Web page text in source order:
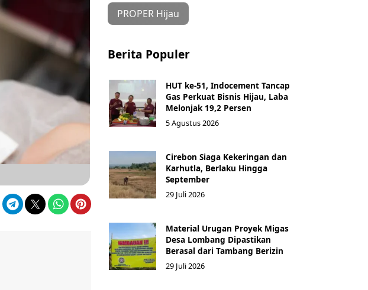
PROPER Hijau
Berita Populer
HUT ke-51, Indocement Tancap
Gas Perkuat Bisnis Hijau, Laba
Melonjak 19,2 Persen
5 Agustus 2026
Cirebon Siaga Kekeringan dan
Karhutla, Berlaku Hingga
September
29 Juli 2026
Material Urugan Proyek Migas
Desa Lombang Dipastikan
Berasal dari Tambang Berizin
29 Juli 2026